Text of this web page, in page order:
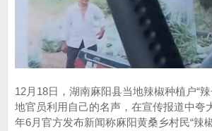
12月18日，湖南麻阳县当地辣椒种植户“
地官员利用自己的名声，在宣传报道中夸
年6月官方发布新闻称麻阳黄桑乡村民“辣